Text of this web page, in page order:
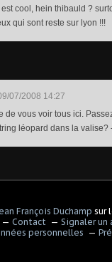
est cool, hein thibauld ?
qui sont reste sur lyon !!!
07/2008 14:27
de vous voir tous ici.
léopard dans la valise?
François Duchamp sur
Contact Signaler un
personnelles